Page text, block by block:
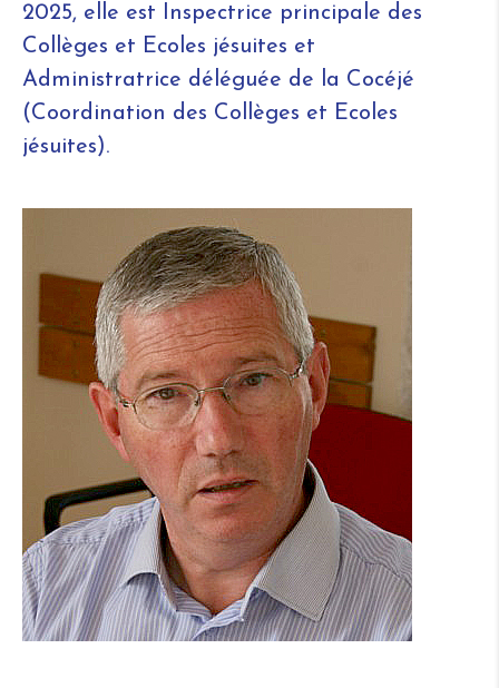
2025, elle est Inspectrice principale des
Collèges et Ecoles jésuites et
Administratrice déléguée de la Cocéjé
(Coordination des Collèges et Ecoles
jésuites).